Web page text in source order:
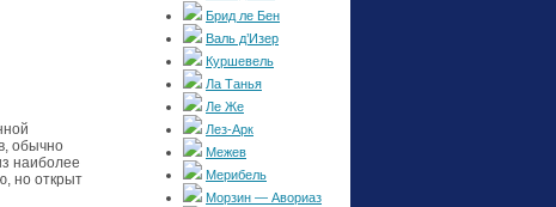
обычно
наиболее
но открыт
Брид ле Бен
Валь д’Изер
Куршевель
Ла Танья
Ле Же
Лез-Арк
Межев
Мерибель
Морзин — Авориаз